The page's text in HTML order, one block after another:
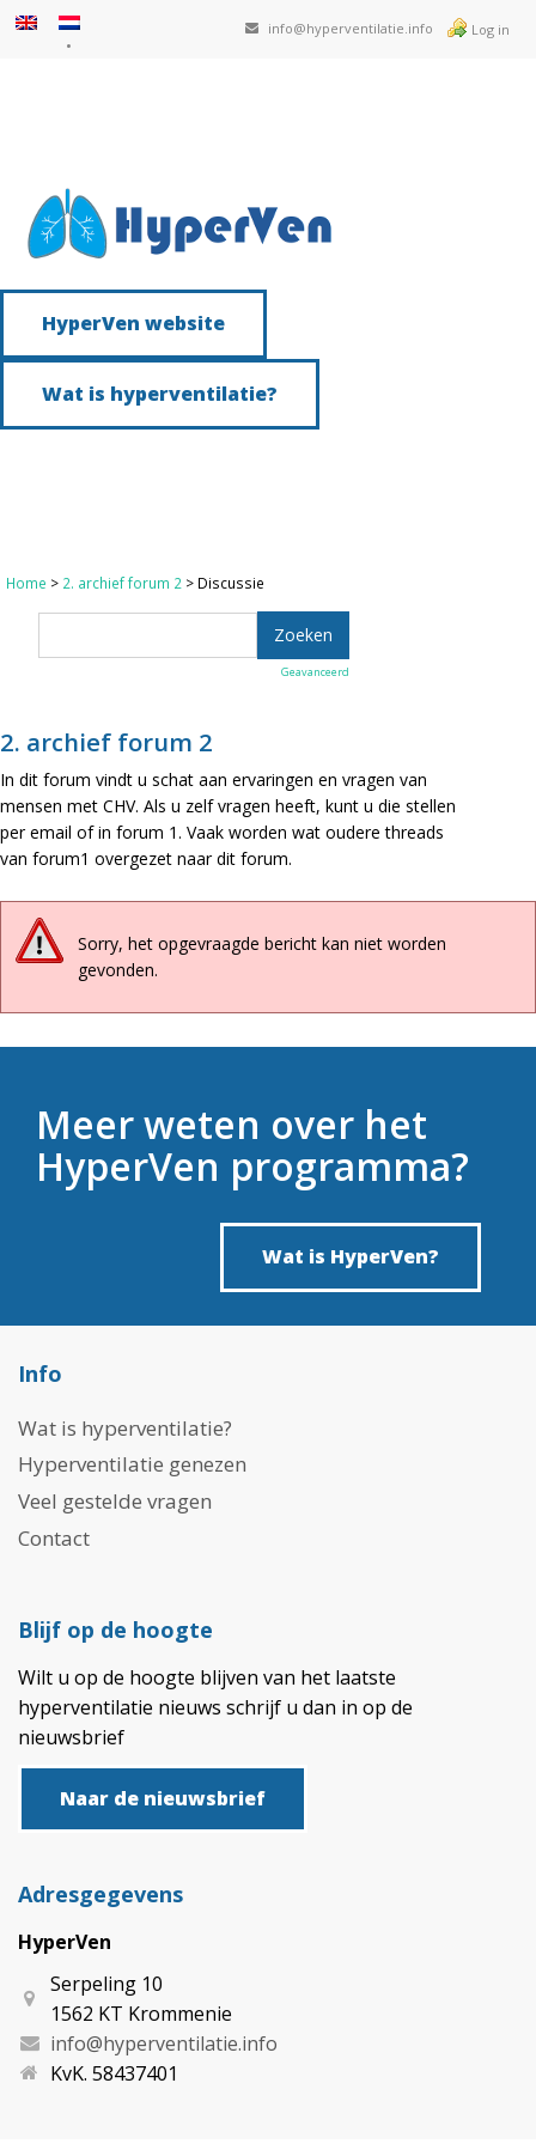
info@hyperventilatie.info Log in
HyperVen website
Wat is hyperventilatie?
Home > 2. archief forum 2 > Discussie
Geavanceerd
2. archief forum 2
In dit forum vindt u schat aan ervaringen en vragen van
mensen met CHV. Als u zelf vragen heeft, kunt u die stellen
per email of in forum 1. Vaak worden wat oudere threads
van forum1 overgezet naar dit forum.
Sorry, het opgevraagde bericht kan niet worden
gevonden.
Meer weten over het
HyperVen programma?
Wat is HyperVen?
Info
Wat is hyperventilatie?
Hyperventilatie genezen
Veel gestelde vragen
Contact
Blijf op de hoogte
Wilt u op de hoogte blijven van het laatste
hyperventilatie nieuws schrijf u dan in op de
nieuwsbrief
Naar de nieuwsbrief
Adresgegevens
HyperVen
Serpeling 10
1562 KT Krommenie
info@hyperventilatie.info
KvK. 58437401